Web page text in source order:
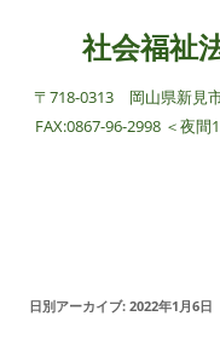
社会福祉
〒718-0313 岡山県新見
FAX:0867-96-2998 ＜夜間
日別アーカイブ: 2022年1月6日